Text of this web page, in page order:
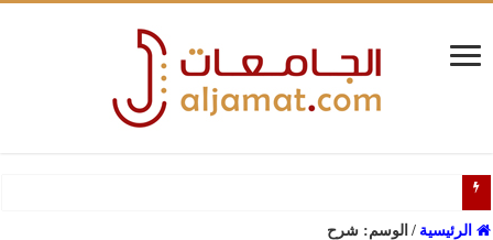
الرئيسية / الوسم:شرح